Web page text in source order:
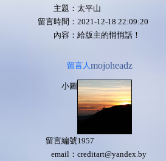
主題： 太平山
留言時間： 2021-12-18 22:09:20
內容： 給版主的悄悄話！
留言人mojoheadz
小圖
留言編號1957
email： creditart@yandex.by